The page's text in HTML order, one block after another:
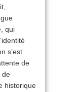
qui
s’est
de
de
historique